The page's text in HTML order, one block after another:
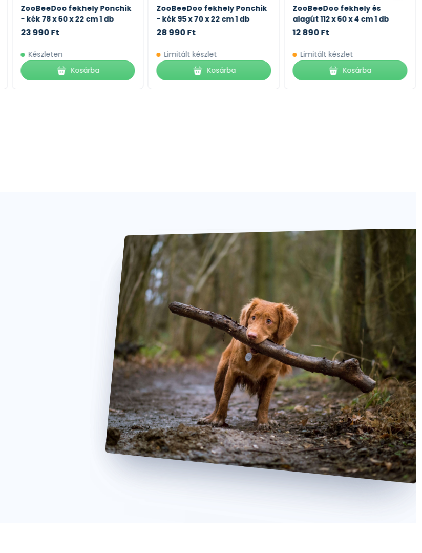
ZooBeeDoo fekhely Ponchik
- kék 78 x 60 x 22 cm 1 db
23 990 Ft
Készleten
Kosárba
ZooBeeDoo fekhely Ponchik
- kék 95 x 70 x 22 cm 1 db
28 990 Ft
Limitált készlet
Kosárba
ZooBeeDoo fekhely és
alagút 112 x 60 x 4 cm 1 db
12 890 Ft
Limitált készlet
Kosárba